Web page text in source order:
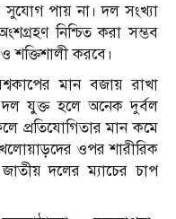
সুযোগ পায় না। দল সংখ্যা
নিশ্চিত করা সম্ভব
শক্তিশালী করবে।
মান বজায় রাখা
দল যুক্ত হলে অনেক দুর্বল
প্রতিযোগিতার মান কমে
ওপর শারীরিক
দলের ম্যাচের চাপ